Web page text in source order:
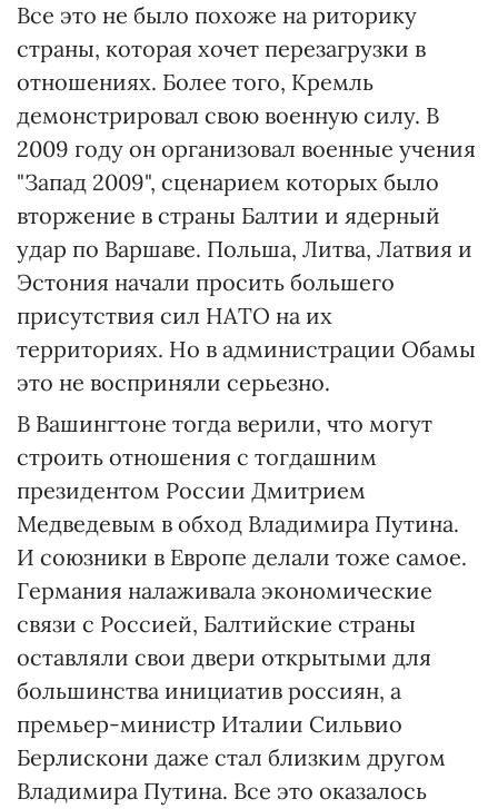
Все это не было похоже на риторику
страны, которая хочет перезагрузки в
отношениях. Более того, Кремль
демонстрировал свою военную силу. В
2009 году он организовал военные учения
"Запад 2009", сценарием которых было
вторжение в страны Балтии и ядерный
удар по Варшаве. Польша, Литва, Латвия и
Эстония начали просить большего
присутствия сил НАТО на их
территориях. Но в администрации Обамы
это не восприняли серьезно.
В Вашингтоне тогда верили, что могут
строить отношения с тогдашним
президентом России Дмитрием
Медведевым в обход Владимира Путина.
И союзники в Европе делали тоже самое.
Германия налаживала экономические
связи с Россией, Балтийские страны
оставляли свои двери открытыми для
большинства инициатив россиян, а
премьер-министр Италии Сильвио
Берлискони даже стал близким другом
Владимира Путина. Все это оказалось